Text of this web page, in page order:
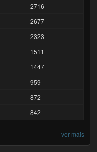
2716
2677
2323
1511
1447
959
872
842
ver mais